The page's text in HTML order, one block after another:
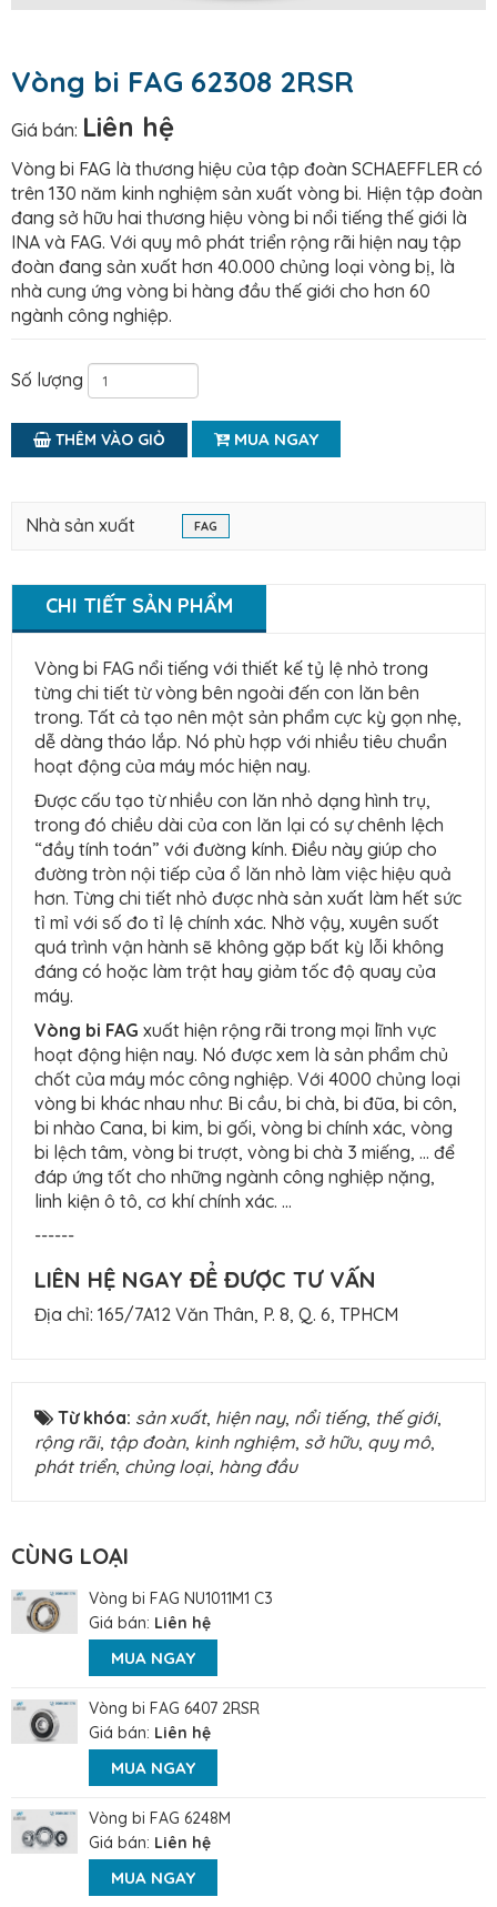
Vòng bi FAG 62308 2RSR
Giá bán: Liên hệ
Vòng bi FAG là thương hiệu của tập đoàn SCHAEFFLER có
trên 130 năm kinh nghiệm sản xuất vòng bi. Hiện tập đoàn
đang sở hữu hai thương hiệu vòng bi nổi tiếng thế giới là
INA và FAG. Với quy mô phát triển rộng rãi hiện nay tập
đoàn đang sản xuất hơn 40.000 chủng loại vòng bị, là
nhà cung ứng vòng bi hàng đầu thế giới cho hơn 60
ngành công nghiệp.
Số lượng
THÊM VÀO GIỎ MUA NGAY
Nhà sản xuất FAG
CHI TIẾT SẢN PHẨM
Vòng bi FAG nổi tiếng với thiết kế tỷ lệ nhỏ trong
từng chi tiết từ vòng bên ngoài đến con lăn bên
trong. Tất cả tạo nên một sản phẩm cực kỳ gọn nhẹ,
dễ dàng tháo lắp. Nó phù hợp với nhiều tiêu chuẩn
hoạt động của máy móc hiện nay.
Được cấu tạo từ nhiều con lăn nhỏ dạng hình trụ,
trong đó chiều dài của con lăn lại có sự chênh lệch
“đầy tính toán” với đường kính. Điều này giúp cho
đường tròn nội tiếp của ổ lăn nhỏ làm việc hiệu quả
hơn. Từng chi tiết nhỏ được nhà sản xuất làm hết sức
tỉ mỉ với số đo tỉ lệ chính xác. Nhờ vậy, xuyên suốt
quá trình vận hành sẽ không gặp bất kỳ lỗi không
đáng có hoặc làm trật hay giảm tốc độ quay của
máy.
Vòng bi FAG xuất hiện rộng rãi trong mọi lĩnh vực
hoạt động hiện nay. Nó được xem là sản phẩm chủ
chốt của máy móc công nghiệp. Với 4000 chủng loại
vòng bi khác nhau như: Bi cầu, bi chà, bi đũa, bi côn,
bi nhào Cana, bi kim, bi gối, vòng bi chính xác, vòng
bi lệch tâm, vòng bi trượt, vòng bi chà 3 miếng, … để
đáp ứng tốt cho những ngành công nghiệp nặng,
linh kiện ô tô, cơ khí chính xác. …
------
LIÊN HỆ NGAY ĐỂ ĐƯỢC TƯ VẤN
Địa chỉ: 165/7A12 Văn Thân, P. 8, Q. 6, TPHCM
Từ khóa: sản xuất, hiện nay, nổi tiếng, thế giới,
rộng rãi, tập đoàn, kinh nghiệm, sở hữu, quy mô,
phát triển, chủng loại, hàng đầu
CÙNG LOẠI
Vòng bi FAG NU1011M1 C3
Giá bán: Liên hệ
MUA NGAY
Vòng bi FAG 6407 2RSR
Giá bán: Liên hệ
MUA NGAY
Vòng bi FAG 6248M
Giá bán: Liên hệ
MUA NGAY